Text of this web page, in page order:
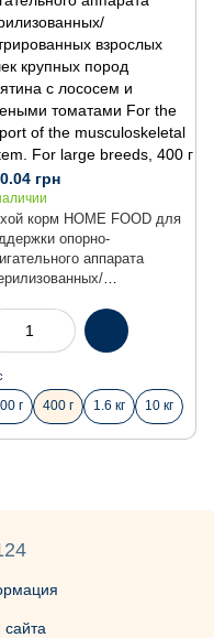
корм HOME FOOD для
опорно-
аппарата
крупных пород
с лососем и
томатами For the
of the musculoskeletal
For large breeds, 400 г
грн
г 400 г 1.6 кг 10 кг